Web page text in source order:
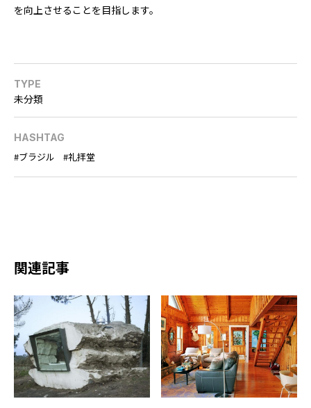
を向上させることを目指します。
TYPE
未分類
HASHTAG
ブラジル 礼拝堂
関連記事